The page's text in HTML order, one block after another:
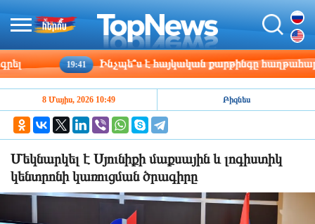
19:41 Ինչպե՞ս է հայկական քարթինգը հաղթահարում
8 Մայիս, 2026 10:49 Բիզնես
Մեկնարկել է Սյունիքի մաքսային և լոգիստիկ
կենտրոնի կառուցման ծրագիրը